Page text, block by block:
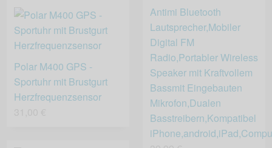
Antimi Bluetooth
Lautsprecher,Mobiler
Digital FM
Radio,Portabler Wireless
Speaker mit Kraftvollem
Bassmit Eingebauten
Mikrofon,Dualen
Basstreibern,Kompatibel
Polar M400 GPS -
Sportuhr mit Brustgurt
Herzfrequenzsensor